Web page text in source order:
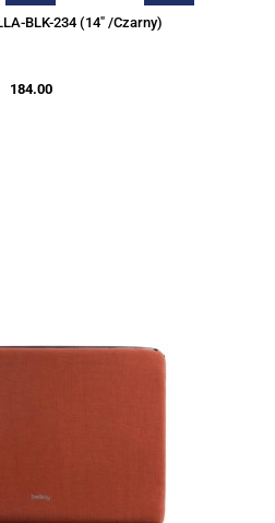
BLK-234 (14" /Czarny)
184.00